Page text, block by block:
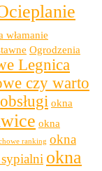
włamanie
Ogrodzenia
Legnica
czy warto
okna
okna
ranking okna
okna